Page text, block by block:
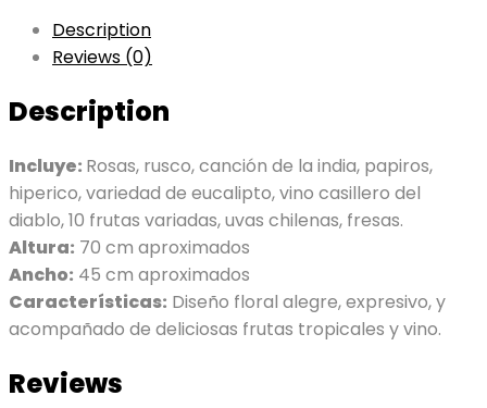
Description
Reviews (0)
Description
Incluye: Rosas, rusco, canción de la india, papiros,
hiperico, variedad de eucalipto, vino casillero del
diablo, 10 frutas variadas, uvas chilenas, fresas.
Altura: 70 cm aproximados
Ancho: 45 cm aproximados
Características: Diseño floral alegre, expresivo, y
acompañado de deliciosas frutas tropicales y vino.
Reviews